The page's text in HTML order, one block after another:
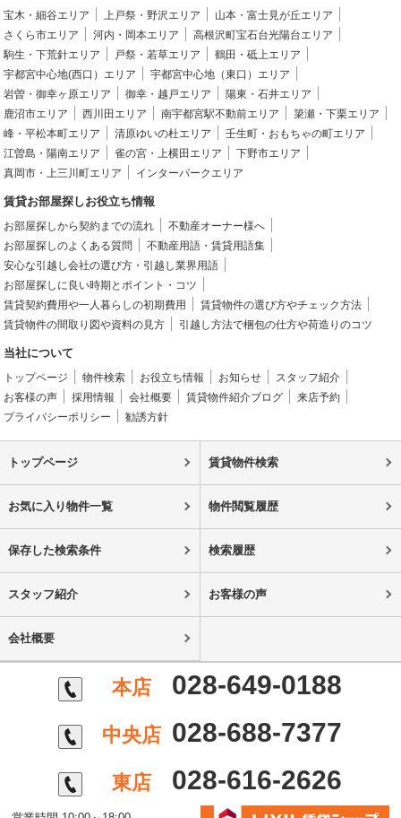
宝木・細谷エリア 上戸祭・野沢エリア
山本・富士見が丘エリア
さくら市エリア
河内・岡本エリア
高根沢町宝石台光陽台エリア
駒生・下荒針エリア
戸祭・若草エリア
鶴田・砥上エリア
宇都宮中心地(西口）エリア
宇都宮中心地（東口）エリア
岩曽・御幸ヶ原エリア
御幸・越戸エリア
陽東・石井エリア
鹿沼市エリア
西川田エリア 南宇都宮駅不動前エリア
簗瀬・下栗エリア
峰・平松本町エリア
清原ゆいの杜エリア
壬生町・おもちゃの町エリア
江曽島・陽南エリア
雀の宮・上横田エリア
下野市エリア
真岡市・上三川町エリア
インターパークエリア
賃貸お部屋探しお役立ち情報
お部屋探しから契約までの流れ
不動産オーナー様へ
お部屋探しのよくある質問
不動産用語・賃貸用語集
安心な引越し会社の選び方・引越し業界用語
お部屋探しに良い時期とポイント・コツ
賃貸契約費用や一人暮らしの初期費用
賃貸物件の選び方やチェック方法
賃貸物件の間取り図や資料の見方
引越し方法で梱包の仕方や荷造りのコツ
当社について
トップページ 物件検索 お役立ち情報 お知らせ
スタッフ紹介
お客様の声
採用情報 会社概要 賃貸物件紹介ブログ
来店予約
プライバシーポリシー
勧誘方針
トップページ 賃貸物件検索
お気に入り物件一覧 物件閲覧履歴
保存した検索条件 検索履歴
スタッフ紹介 お客様の声
会社概要
本店 028-649-0188
中央店 028-688-7377
東店 028-616-2626